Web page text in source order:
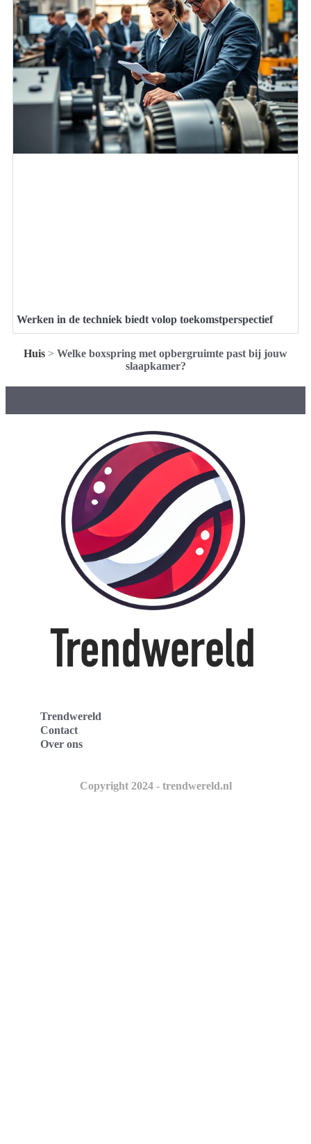
Werken in de techniek biedt volop toekomstperspectief
Huis > Welke boxspring met opbergruimte past bij jouw
slaapkamer?
Trendwereld
Contact
Over ons
Copyright 2024 - trendwereld.nl